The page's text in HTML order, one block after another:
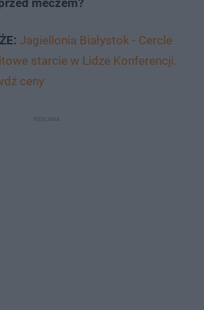
Jagiellonia Białystok - Cercle
starcie w Lidze Konferencji.
ceny